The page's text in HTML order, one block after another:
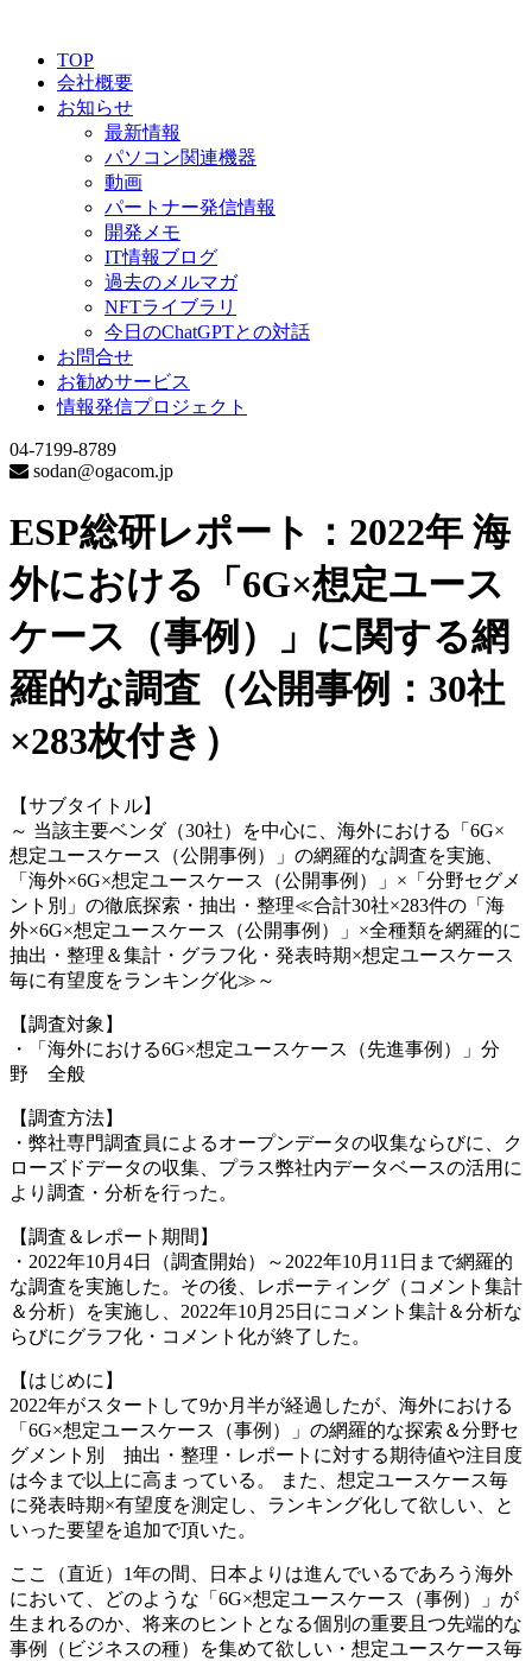
TOP
会社概要
お知らせ
最新情報
パソコン関連機器
動画
パートナー発信情報
開発メモ
IT情報ブログ
過去のメルマガ
NFTライブラリ
今日のChatGPTとの対話
お問合せ
お勧めサービス
情報発信プロジェクト
04-7199-8789
sodan@ogacom.jp
ESP総研レポート：2022年 海
外における「6G×想定ユース
ケース（事例）」に関する網
羅的な調査（公開事例：30社
×283枚付き）
【サブタイトル】
～ 当該主要ベンダ（30社）を中心に、海外における「6G×
想定ユースケース（公開事例）」の網羅的な調査を実施、
「海外×6G×想定ユースケース（公開事例）」×「分野セグメ
ント別」の徹底探索・抽出・整理≪合計30社×283件の「海
外×6G×想定ユースケース（公開事例）」×全種類を網羅的に
抽出・整理＆集計・グラフ化・発表時期×想定ユースケース
毎に有望度をランキング化≫～
【調査対象】
・「海外における6G×想定ユースケース（先進事例）」分
野 全般
【調査方法】
・弊社専門調査員によるオープンデータの収集ならびに、ク
ローズドデータの収集、プラス弊社内データベースの活用に
より調査・分析を行った。
【調査＆レポート期間】
・2022年10月4日（調査開始）～2022年10月11日まで網羅的
な調査を実施した。その後、レポーティング（コメント集計
＆分析）を実施し、2022年10月25日にコメント集計＆分析な
らびにグラフ化・コメント化が終了した。
【はじめに】
2022年がスタートして9か月半が経過したが、海外における
「6G×想定ユースケース（事例）」の網羅的な探索＆分野セ
グメント別 抽出・整理・レポートに対する期待値や注目度
は今まで以上に高まっている。 また、想定ユースケース毎
に発表時期×有望度を測定し、ランキング化して欲しい、と
いった要望を追加で頂いた。
ここ（直近）1年の間、日本よりは進んでいるであろう海外
において、どのような「6G×想定ユースケース（事例）」が
生まれるのか、将来のヒントとなる個別の重要且つ先端的な
事例（ビジネスの種）を集めて欲しい・想定ユースケース毎